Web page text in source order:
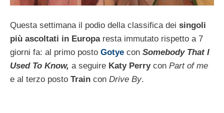
Questa settimana il podio della classifica dei singoli
più ascoltati in Europaresta immutato rispetto a 7
giorni fa: al primo posto Gotye con Somebody That I
Used To Know, a seguire Katy Perrycon Part of me
e al terzo posto Train con Drive By.